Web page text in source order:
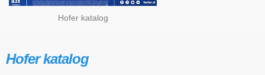
Hofer katalog
Hofer katalog